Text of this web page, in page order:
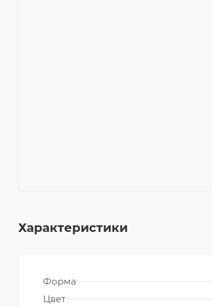
Характеристики
Форма
Цвет